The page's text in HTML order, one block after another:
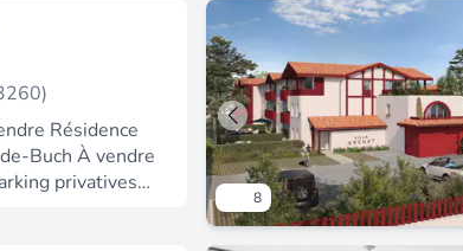
Résidence
Buch À vendre
privatives
8